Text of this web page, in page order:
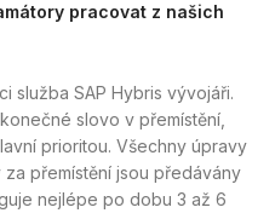
pracovat z našich
služba SAP Hybris vývojáři.
slovo v přemístění,
prioritou. Všechny úpravy
přemístění jsou předávány
nejlépe po dobu 3 až 6